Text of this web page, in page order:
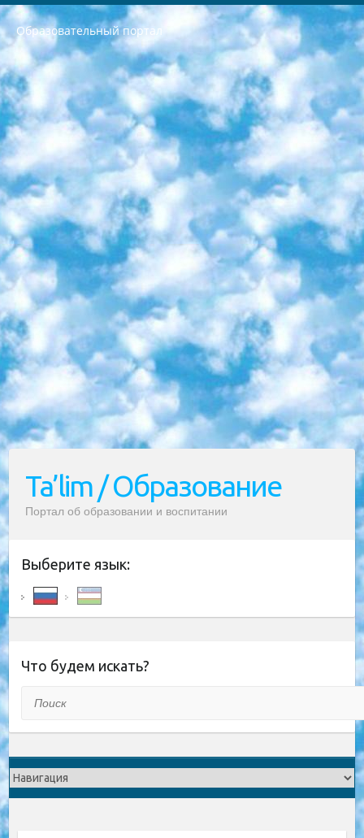
Образовательный портал
РЕСПУБЛИКА УЗБЕКИСТАН МИНИСТРЕРСТВО ДОШКОЛЬНОГО И ШКОЛЬНОГО ОБРАЗОВАНИЯ КОМАНДА в общеобразовательных учреждениях в 2023-2024 учебном году организация и проведение итоговой государственной аттестации обучающихся о Министра дошкольного и школьного образования Республики Узбекистан от 4 марта 2008 года (постановлением Минюста от 20 марта 2008 года № 1778 государственной регистрации) «Итоговое состояние учащихся общего среднего образования на основании положения об утверждении положения об аттестации общего среднего образования выпускной экзамен студентов в образовательных учреждениях в 2023-2024 учебном году В целях организации и прохождения аттестации приказываю: 1. Следующее: перечень предметов, по которым будет проводиться итоговая государственная аттестация и экзамен формы перевода согласно приложению 1; сертификаты международного образца, оценивающие уровень владения иностранными языками перечень согласно приложению 2; 2. Педагогический при специализированных образовательных учреждениях. научно-практический центр квалификации и международной оценки (Д.Давидова) 2024 г. До 25 марта: задания по предметам, по которым будет проводиться итоговая аттестация разработка и утверждение технических условий; итоговая аттестация на основании разработанного предметного задания разработка вопросов по предметам (устно и письменно), экзамен передача; общеобразовательные средние школы и специальные учебные заведения учащиеся выпускных классов школ и интернатов в агентской системе подготовка базы данных экзаменационных материалов и критериев оценки; перевод базы экзаменационных материалов на все языки обучения подать в Республиканский образовательный центр для изготовления; варианты экзаменов на основе разработанных контрольных материалов пусть будут поставлены задачи формирования. 3. Республиканский образовательный центр (Ш.Худайкулов) до 5 апреля 2024 года. до: база данных предоставленных экзаменационных материалов на все языки обучения перевод и экспертиза; для слепых, слабовидящих, глухих, слабослышащих и умственно отсталых детей учащиеся выпускных классов специализированных школ и школ-интернатов база данных экзаменационных материалов на всех преподаваемых языках подготовка критериев оценки; специализированные школы для умственно отсталых детей и технологии для учащихся выпускных классов школ-интернатов разработка соответствующих рекомендаций и критериев проведения ЕГЭ по естествознанию давать задания. 4. Педагогический при специализированных образовательных учреждениях. Научно-практический центр навыков и международной оценки (Д.Давидова), Республика образовательный центр (Худайкулов Ш.) итоговый государственный аттестационный экзамен ориентирован на творческое и логическое мышление при подготовке базы материалов учитывать введение заданий. 5. Следует отметить, что: сертификат государственного образца о знании общеобразовательного предмета и как минимум национальный уровень B1 по предметам на иностранных языках, указанным в Приложении 2. или международно признанный сертификат эквивалентного уровня студенты, изучающие определенный предмет, освобождаются от экзамена; по соответствующим предметам запланирована итоговая государственная аттестация за день до дня, путем жеребьевки Рабочей группой (в письменной форме по предметам, проводимым в форме) из числа сформированных вариантов выбрано 2 варианта; 2 выбранных варианта экзамена анонсированы на официальном сайте министерства и все выпускники по всей стране на основе этих вариантов проводит итоговую государственную аттестацию. 6. Государственное образование учащихся средних общеобразовательных учреждений. знания в соответствии с квалификационными требованиями, которые необходимо приобрести на основании стандартов итоговый (выпускной) контроль для 9 и 11 классов в целях тестирования Экзамены (далее – экзамены) состоят из предметов, перечисленных в приложении 1. будет сделано. 7. Экзамены пройдут с 26 мая по 15 июня 2024 г. (кроме науки физического воспитания). 8. Физическая для учащихся 9 классов общесредних образовательных учреждений. Экзамены по предмету «Образование, квалификация медицина» 1-6 мая 2024 года. сотрудники перевести под присмотр (с отклонениями в физическом или умственном развитии) специализированная школа для детей, школы-интернаты и со сколиозом школы-интернаты санаторного типа для больных детей исключены). 9. Он был слепым, слабовидящим и имел нарушения опорно-двигательного аппарата. экзамены в специализированных школах и интернатах для детей должны проводиться исходя из требований, предъявляемых к общеобразовательным учреждениям (физкультура кроме науки). 10. Специализированная школа для глухих и слабослышащих детей. и экзамены в интернатах и быть реализован в виде письменного теста по математике. 11. Специальность для умственно отсталых детей. Для 9 класса Родной язык и литературное письмо Государственный язык (язык обучения – узбекский). для неклассов) написано Математическое письмо Письменная/устная история Узбекистана Физическое воспитание практично Итоговый контроль Для 11 класса Написание родного языка и литературы (эссе) Математическое письмо Узбекский язык (обучение на узбекском языке) не посещающее общее среднее образование для учреждений)/Образовательное учреждение выбор письменный и устный Иностранный язык письменный/устный Письменная/устная история Узбекистана *По выбору студента:  Химия  Физика  Основы государственного права  География 10 бесплатных образовательных ресурсов - Мы составили подборку онлайн-проектов с интерактивными упражнениями, видеолекциями и статьями. Они помогут вам обрести новые и освежить старые знания бесплатно. 1. «ИНТУИТ» Старейшая образовательная площадка Рунета. Здесь вы найдёте сотни текстовых и видеокурсов на десятки различных тем — от программирования до психологии. Многие курсы подготовлены российскими университетами и крупными международными компаниями вроде Intel и Microsoft. Самостоятельное обучение бесплатное, но желающие могут оплатить услуги персональных наставников. 2. «Смартия» знакомит с актуальными профессиями и подсказывает, как им обучаться. Выбрав заинтересовавшую вас специальность — SMM-специалист, фотограф, веб-дизайнер или другую, — увидите список необходимых для неё умений. Чтобы вы могли освоить их самостоятельно, для каждого умения площадка отображает подборку ссылок на учебные материалы. Хотя «Смартия» ориентируется на русскоязычную аудиторию, часть контента всё же доступна только на английском. 3. «Лекторий Физтеха» Проект Московского физико-технического института (Физтеха). С его помощью вы можете смотреть онлайн серии лекций, записанные на видео в этом вузе. В числе доступных предметов — физика, биология, химия, информационные технологии и другие. К некоторым лекциям администрация ресурса прилагает готовые конспекты, которые можно скачивать в PDF-формате. 4. ITMOcourses Онлайн-площадка Санкт-Петербургского национального исследовательского университета информационных технологий, механики и оптики (ИТМО). Ресурс предоставляет свободный доступ к курсам, разработанным в этом вузе. Каталог материалов разбит на четыре категории: «Оптические системы и технологии», «Приборостроение и робототехника», «Информационные технологии» и «Биотехнологии». Курсы состоят из видеолекций, интерактивных демонстраций и заданий. 5. «КиберЛенинка» Электронная научная библиотека открытого доступа. Каталог площадки регулярно обрастает текстами статей из различных научных изданий. Сгруппированные по журналам и рубрикам публикации можно читать онлайн или скачивать целиком в PDF-формате. Проект нацелен на популяризацию науки за счёт открытого доступа к качественной информации. 6. «ПостНаука» На этом ресурсе публикуют подборки видеолекций, составленные экспертами из разных отраслей и объединённые общими темами. Среди них, к примеру, есть серии «Биоинформатика и геномика», «Культура средневековой Скандинавии» и Cinema Studies о теории кино. Каждая подборка лекций — логически связанная история, рассказанная экспертом от первого лица. Кроме того, на сайте появляются научно-образовательные статьи и тесты на разные темы. 7. «Newочём» Команда проекта «Newочём» отбирает самые интересные тексты из англоязычных СМИ и переводит те из них, за которые голосуют участники сообщества «ВКонтакте». По большей части это научно-популярные статьи. Редакторы придумывают лишь заголовки, в остальном содержание переводов соответствует оригиналам. Полные тексты можно читать прямо в социальной сети. 8. InternetUrok Онлайн-база материалов по основным дисциплинам школьной программы. Информация на сайте структурирована по классам, предметам и темам (урокам). Каждый урок состоит из видеолекций и конспектов. Есть также интерактивные тренажёры и тесты для закрепления пройденного материала. Даже если вы давно окончили школу, возможность повторить программу старших классов всегда может пригодиться. 9. Edutainme Ещё один ресурс об образовании. В отличие от Newtonew, как мне кажется, Edutainme больше ориентируется на представителей индустрии: педагогов, предпринимателей, разработчиков образовательных проектов. Но и любой, кто просто стремится к саморазвитию, найдёт на сайте много полезного и интересного для себя. Например, информацию о новых курсах и образовательных сервисах. 10. Newtonew Онлайн-медиа об образовании и обучении в широком смысле. Авторы Newtonew пишут об инструментах, заведениях, тактиках и стратегиях, которые помогают учить других и получать новые знания самостоятельно. На этой площадке вы найдёте новости, обзоры, аналитические мат
Ta’lim / Образование
Портал об образовании и воспитании
Выберите язык:
Что будем искать?